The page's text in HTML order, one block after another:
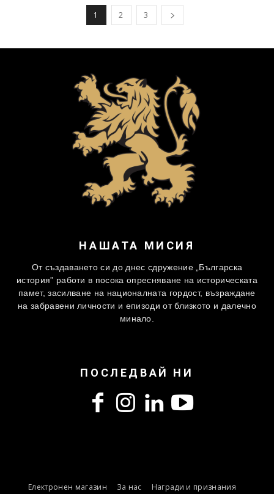
1 2 3
НАШАТА МИСИЯ
От създаването си до днес сдружение „Българска
история” работи в посока опресняване на историческата
памет, засилване на националната гордост, възраждане
на забравени личности и епизоди от близкото и далечно
минало.
ПОСЛЕДВАЙ НИ
Електронен магазин За нас Награди и признания